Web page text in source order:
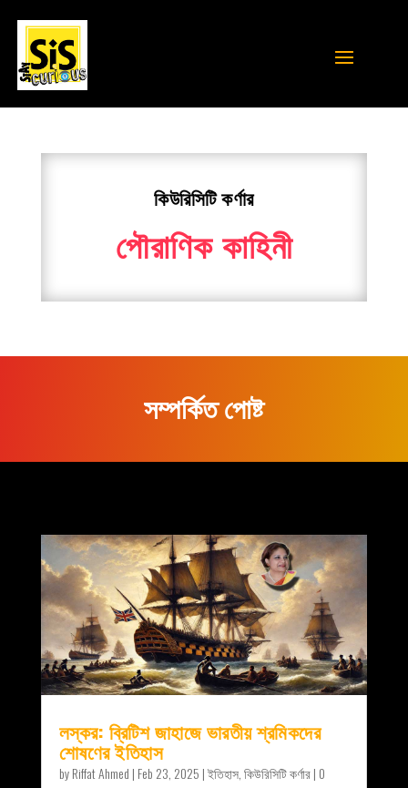
কিউরিসিটি কর্ণার
পৌরাণিক কাহিনী
সম্পর্কিত পোষ্ট
লস্কর: ব্রিটিশ জাহাজে ভারতীয় শ্রমিকদের
শোষণের ইতিহাস
byRiffat Ahmed | Feb 23, 2025 |ইতিহাস, কিউরিসিটি কর্ণার| 0